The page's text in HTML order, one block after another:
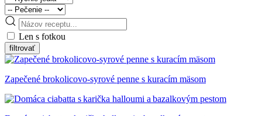
Len s fotkou
Zapečené brokolicovo-syrové penne s kuracím mäsom